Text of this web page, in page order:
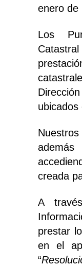
enero de
Los
ubicados
creada
A
prestar
en el
“